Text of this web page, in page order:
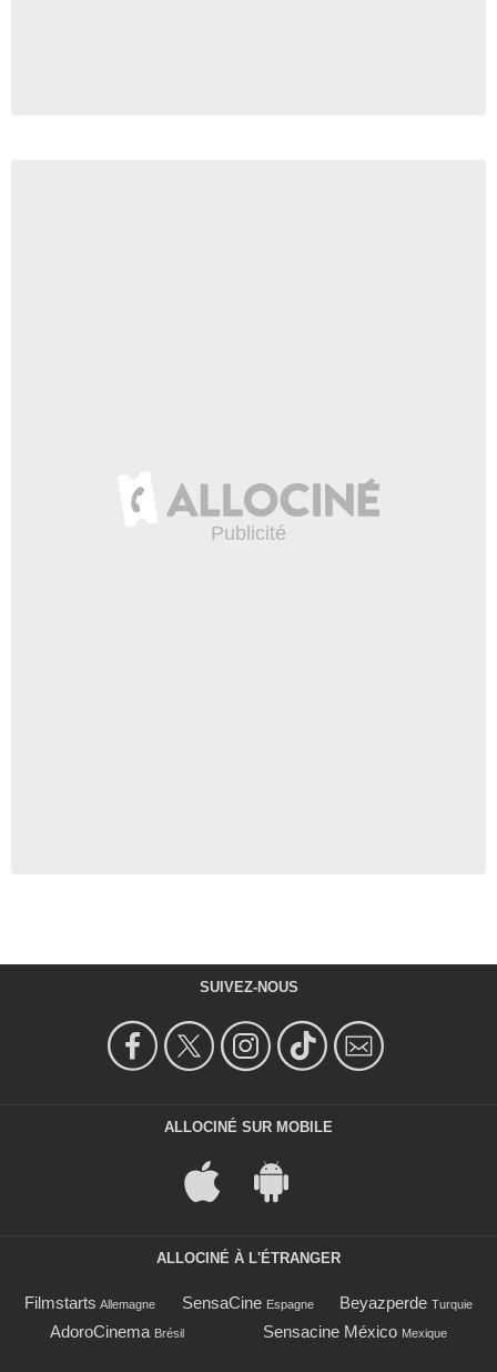
SUIVEZ-NOUS
ALLOCINÉ SUR MOBILE
ALLOCINÉ À L'ÉTRANGER
Filmstarts Allemagne SensaCine Espagne Beyazperde Turquie
AdoroCinema Brésil Sensacine México Mexique